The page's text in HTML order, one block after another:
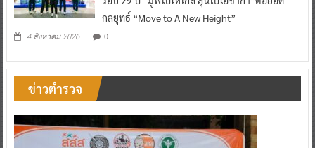
กลยุทธ์ “Move to A New Height”
4 สิงหาคม 2026 0
ข่าวตำรวจ